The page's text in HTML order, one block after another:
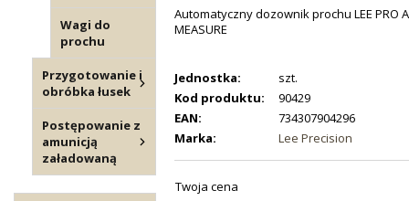
Wagi do
prochu
Przygotowanie i
obróbka łusek
Postępowanie z
amunicją
załadowaną
Automatyczny dozownik prochu LEE PRO
MEASURE
Jednostka:
szt.
Kod produktu:
90429
EAN:
734307904296
Marka:
Lee Precision
Twoja cena